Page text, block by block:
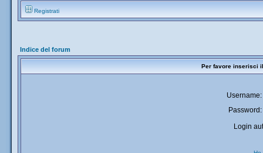
Registrati
Indice del forum
Per favore inserisci
Username:
Password:
Login